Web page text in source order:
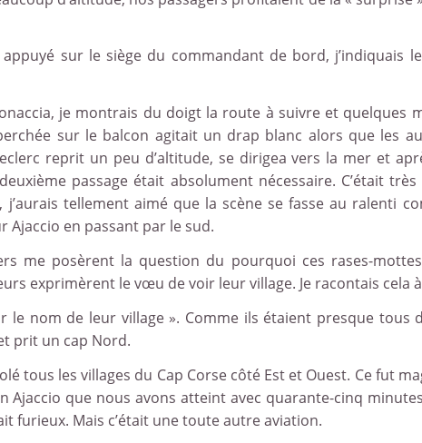
appuyé sur le siège du commandant de bord,
je montrais du doigt la route à suivre et quelques
sur le balcon agitait un drap blanc alors que les
reprit un peu d’altitude, se dirigea vers la mer et
passage était absolument nécessaire. C’était
tellement aimé que la scène se fasse au ralenti
Ajaccio en passant par le sud.
me posèrent la question du pourquoi ces rases-
exprimèrent le vœu de voir leur village. Je racontais cela
le nom de leur village ». Comme ils étaient presque
prit un cap Nord.
tous les villages du Cap Corse côté Est et Ouest. Ce fut
Ajaccio que nous avons atteint avec quarante-cinq
furieux. Mais c’était une toute autre aviation.